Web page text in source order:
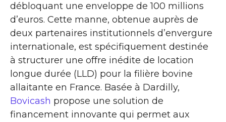
débloquant une enveloppe de 100 millions
d’euros. Cette manne, obtenue auprès de
deux partenaires institutionnels d’envergure
internationale, est spécifiquement destinée
à structurer une offre inédite de location
longue durée (LLD) pour la filière bovine
allaitante en France. Basée à Dardilly,
Bovicash propose une solution de
financement innovante qui permet aux